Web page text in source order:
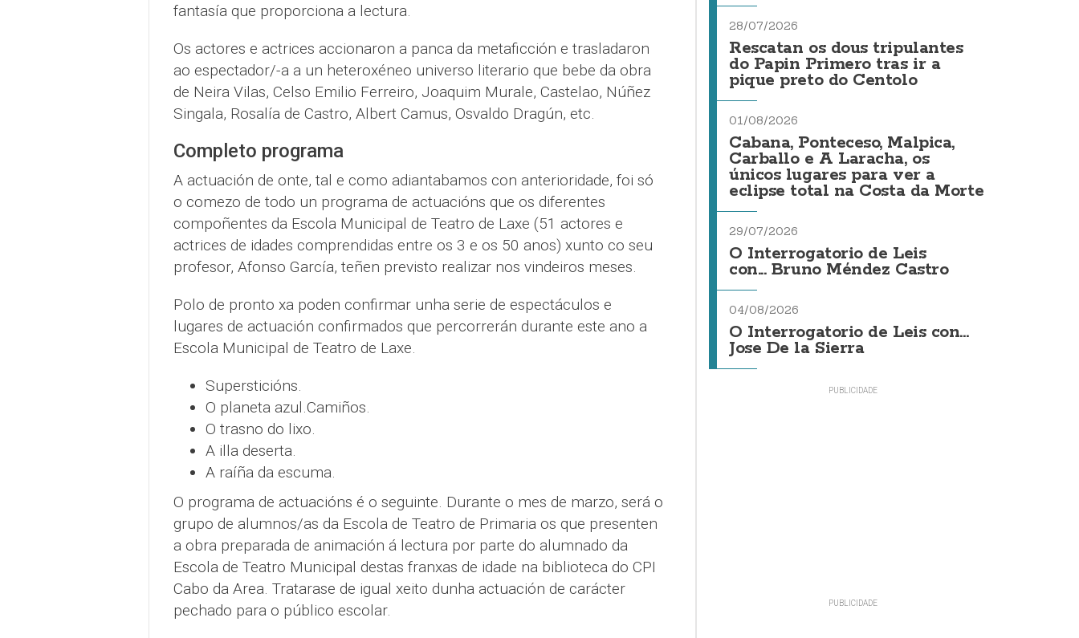
fantasía que proporciona a lectura.
Os actores e actrices accionaron a panca da metaficción e trasladaron
ao espectador/-a a un heteroxéneo universo literario que bebe da obra
de Neira Vilas, Celso Emilio Ferreiro, Joaquim Murale, Castelao, Núñez
Singala, Rosalía de Castro, Albert Camus, Osvaldo Dragún, etc.
Completo programa
A actuación de onte, tal e como adiantabamos con anterioridade, foi só
o comezo de todo un programa de actuacións que os diferentes
compoñentes da Escola Municipal de Teatro de Laxe (51 actores e
actrices de idades comprendidas entre os 3 e os 50 anos) xunto co seu
profesor, Afonso García, teñen previsto realizar nos vindeiros meses.
Polo de pronto xa poden confirmar unha serie de espectáculos e
lugares de actuación confirmados que percorrerán durante este ano a
Escola Municipal de Teatro de Laxe.
Supersticións.
O planeta azul.Camiños.
O trasno do lixo.
A illa deserta.
A raíña da escuma.
O programa de actuacións é o seguinte. Durante o mes de marzo, será o
grupo de alumnos/as da Escola de Teatro de Primaria os que presenten
a obra preparada de animación á lectura por parte do alumnado da
Escola de Teatro Municipal destas franxas de idade na biblioteca do CPI
Cabo da Area. Tratarase de igual xeito dunha actuación de carácter
pechado para o público escolar.
28/07/2026
Rescatan os dous tripulantes
do Papin Primero tras ir a
pique preto do Centolo
01/08/2026
Cabana, Ponteceso, Malpica,
Carballo e A Laracha, os
únicos lugares para ver a
eclipse total na Costa da Morte
29/07/2026
O Interrogatorio de Leis
con... Bruno Méndez Castro
04/08/2026
O Interrogatorio de Leis con...
Jose De la Sierra